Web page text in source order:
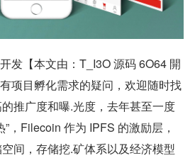
发【本文由：T_I3O 源码 6O64 開
项目孵化需求的疑问，欢迎随时找
推广度和曝.光度，去年甚至一度
，Filecoin 作为 IPFS 的激励层，
间，存储挖.矿体系以及经济模型